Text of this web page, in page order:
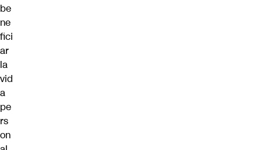
be
ne
fici
ar
la
vid
a
pe
rs
on